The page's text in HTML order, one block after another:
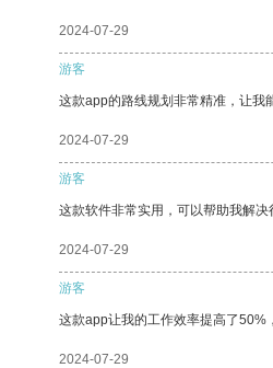
2024-07-29
游客
这款app的路线规划非常精准，让我
2024-07-29
游客
这款软件非常实用，可以帮助我解决
2024-07-29
游客
这款app让我的工作效率提高了50%
2024-07-29